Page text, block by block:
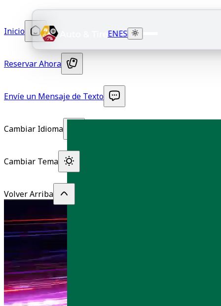
ENES
Inicio
Reservar Ahora
Envíe un Mensaje de Texto
Cambiar Idioma
Cambiar Tema
Volver Arriba